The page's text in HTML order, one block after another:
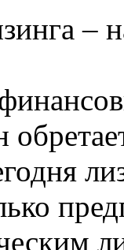
–